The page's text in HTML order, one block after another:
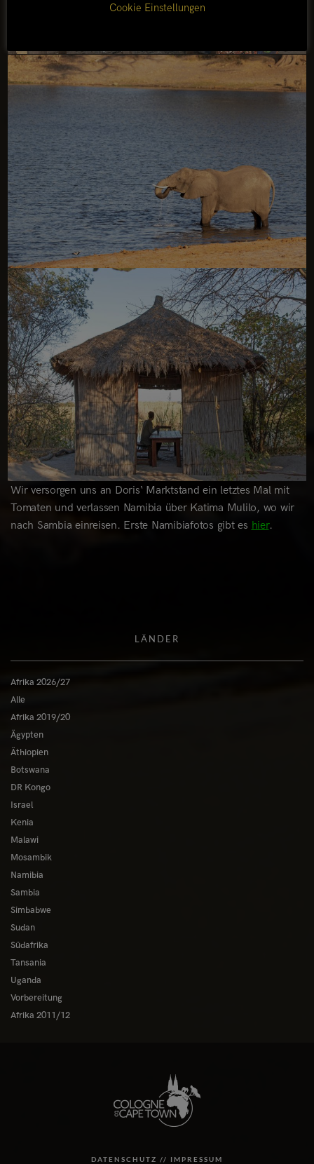
Wir versorgen uns an Doris‘ Marktstand ein letztes Mal mit
Tomaten und verlassen Namibia über Katima Mulilo, wo wir
nach Sambia einreisen. Erste Namibiafotos gibt es hier.
LÄNDER
Afrika 2026/27
Alle
Afrika 2019/20
Ägypten
Äthiopien
Botswana
DR Kongo
Israel
Kenia
Malawi
Mosambik
Namibia
Sambia
Simbabwe
Sudan
Südafrika
Tansania
Uganda
Vorbereitung
Afrika 2011/12
DATENSCHUTZ // IMPRESSUM
Cookie Einstellungen